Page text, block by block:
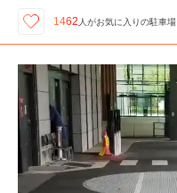
1462 人がお気に入りの駐車場